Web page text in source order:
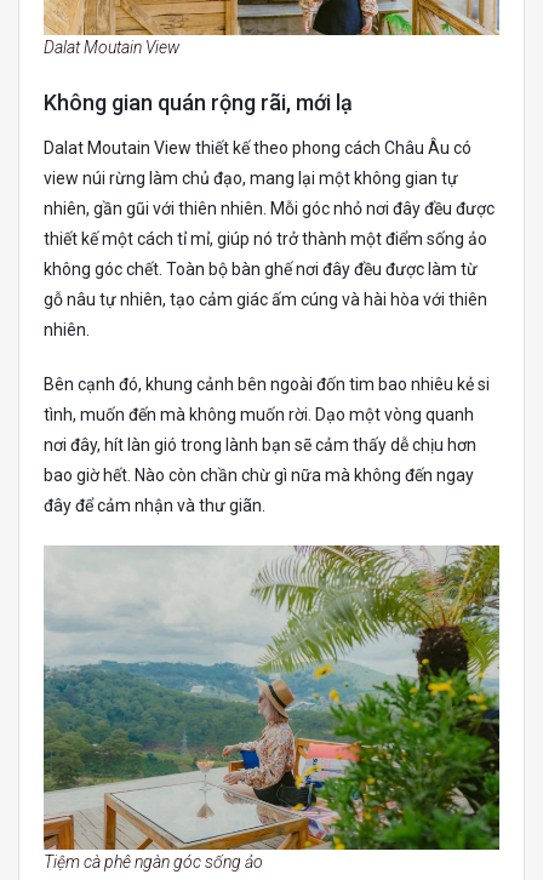
Dalat Moutain View
Không gian quán rộng rãi, mới lạ
Dalat Moutain View thiết kế theo phong cách Châu Âu có
view núi rừng làm chủ đạo, mang lại một không gian tự
nhiên, gần gũi với thiên nhiên. Mỗi góc nhỏ nơi đây đều được
thiết kế một cách tỉ mỉ, giúp nó trở thành một điểm sống ảo
không góc chết. Toàn bộ bàn ghế nơi đây đều được làm từ
gỗ nâu tự nhiên, tạo cảm giác ấm cúng và hài hòa với thiên
nhiên.
Bên cạnh đó, khung cảnh bên ngoài đốn tim bao nhiêu kẻ si
tình, muốn đến mà không muốn rời. Dạo một vòng quanh
nơi đây, hít làn gió trong lành bạn sẽ cảm thấy dễ chịu hơn
bao giờ hết. Nào còn chần chừ gì nữa mà không đến ngay
đây để cảm nhận và thư giãn.
Tiệm cà phê ngàn góc sống ảo